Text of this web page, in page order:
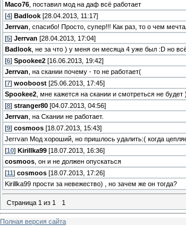
Maco76 , поставил мод на даф всё работает
[4] Badlook [28.04.2013, 11:17]
Jerrvan , спасибо! Просто, супер!!! Как раз, то о чем
[5] Jerrvan [28.04.2013, 17:04]
Badlook , не за что ) у меня он месяца 4 уже был :D но
[6] Spookee2 [16.06.2013, 19:42]
Jerrvan , на скании почему - то не работает(
[7] wooboost [25.06.2013, 17:45]
Spookee2 , мне кажется на скании и смотреться не будет )
[8] stranger80 [04.07.2013, 04:56]
Jerrvan , на Скании не работает.
[9] cosmoos [18.07.2013, 15:43]
Jerrvan Мод хороший, но пришлось удалить:( когда
[10] Kirillka99 [18.07.2013, 16:36]
cosmoos , он и не должен опускаться
[11 ] cosmoos [18.07.2013, 17:26]
Kirillka99 прости за невежество) , но зачем же он тогда?
Страница 1 из 1 1
Полная версия сайта